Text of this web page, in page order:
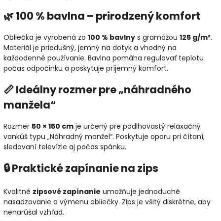
🌿 100 % bavlna – prirodzený komfort
Obliečka je vyrobená zo 100 % bavlny s gramážou 125 g/m².
Materiál je priedušný, jemný na dotyk a vhodný na
každodenné používanie. Bavlna pomáha regulovať teplotu
počas odpočinku a poskytuje príjemný komfort.
📏 Ideálny rozmer pre „náhradného
manžela“
Rozmer 50 × 150 cm je určený pre podlhovastý relaxačný
vankúš typu „Náhradný manžel“. Poskytuje oporu pri čítaní,
sledovaní televízie aj počas spánku.
🔒 Praktické zapínanie na zips
Kvalitné zipsové zapínanie umožňuje jednoduché
nasadzovanie a výmenu obliečky. Zips je všitý diskrétne, aby
nenarúšal vzhľad.